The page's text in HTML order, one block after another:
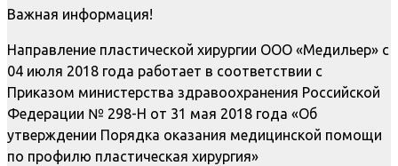
Важная информация!
Направление пластической хирургии ООО «Медильер» с
04 июля 2018 года работает в соответствии с
Приказом министерства здравоохранения Российской
Федерации № 298-Н от 31 мая 2018 года «Об
утверждении Порядка оказания медицинской помощи
по профилю пластическая хирургия»